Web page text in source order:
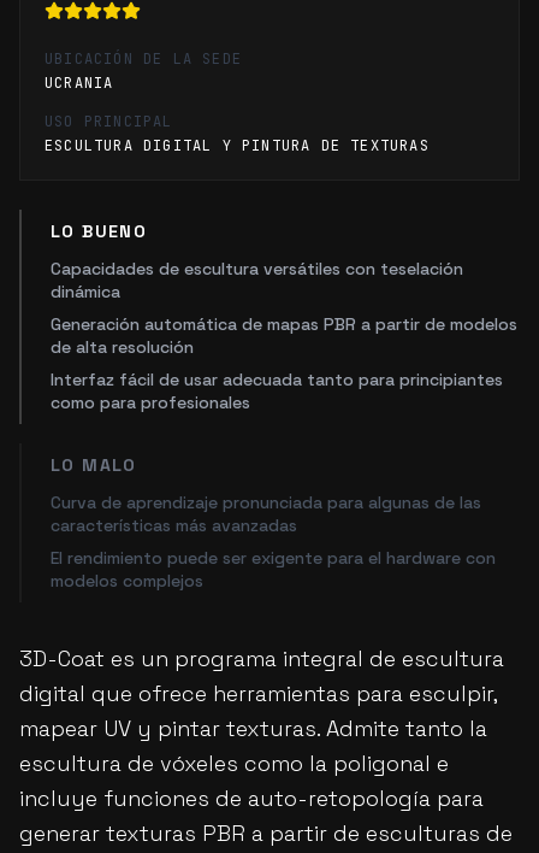
UBICACIÓN DE LA SEDE
UCRANIA
USO PRINCIPAL
ESCULTURA DIGITAL Y PINTURA DE TEXTURAS
LO BUENO
Capacidades de escultura versátiles con teselación
dinámica
Generación automática de mapas PBR a partir de modelos
de alta resolución
Interfaz fácil de usar adecuada tanto para principiantes
como para profesionales
LO MALO
Curva de aprendizaje pronunciada para algunas de las
características más avanzadas
El rendimiento puede ser exigente para el hardware con
modelos complejos
3D-Coat es un programa integral de escultura
digital que ofrece herramientas para esculpir,
mapear UV y pintar texturas. Admite tanto la
escultura de vóxeles como la poligonal e
incluye funciones de auto-retopología para
generar texturas PBR a partir de esculturas de